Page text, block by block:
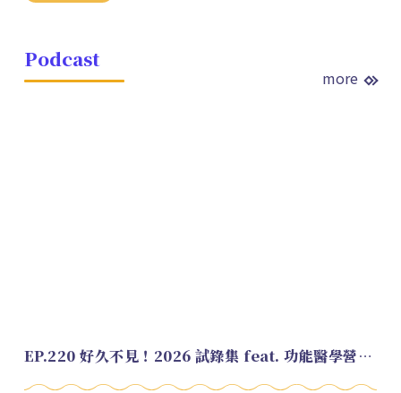
Podcast
more
EP.220 好久不見！2026 試錄集 feat. 功能醫學營養師 美寶